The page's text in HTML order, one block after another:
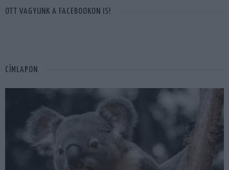
OTT VAGYUNK A FACEBOOKON IS!
CÍMLAPON